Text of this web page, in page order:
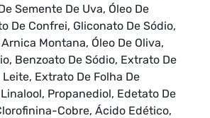
Semente De Uva, Óleo De
De Confrei, Gliconato De Sódio,
Montana, Óleo De Oliva,
Benzoato De Sódio, Extrato De
Extrato De Folha De
Propanediol, Edetato De
Cobre, Ácido Edético,